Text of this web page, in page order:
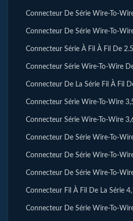
Connecteur De Série Wire-To-
Connecteur De Série Wire-To-
Connecteur Série À Fil À Fil De
Connecteur Série Wire-To-Wire
Connecteur De La Série Fil À Fil
Connecteur Série Wire-To-Wire
Connecteur Série Wire-To-Wire
Connecteur De Série Wire-To-
Connecteur De Série Wire-To-
Connecteur De Série Wire-To-
Connecteur Fil À Fil De La Série
Connecteur De Série Wire-To-